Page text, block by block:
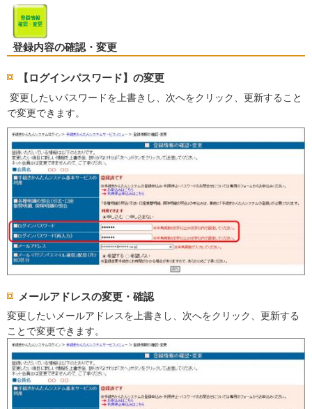
登録内容の確認・変更
【ログインパスワード】の変更
変更したいパスワードを上書きし、次へをクリック、更新すること
で変更できます。
メールアドレスの変更・確認
変更したいメールアドレスを上書きし、次へをクリック、更新する
ことで変更できます。